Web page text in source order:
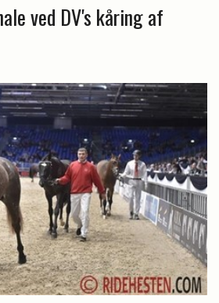
ved DV's kåring af